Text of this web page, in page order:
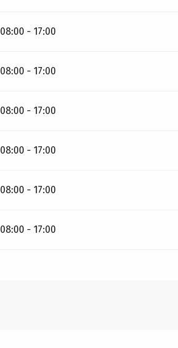
08:00 - 17:00
08:00 - 17:00
08:00 - 17:00
08:00 - 17:00
08:00 - 17:00
08:00 - 17:00